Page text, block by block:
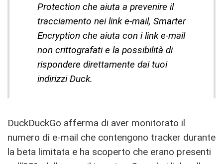
Protection che aiuta a prevenire il
tracciamento nei link e-mail, Smarter
Encryption che aiuta con i link e-mail
non crittografati e la possibilità di
rispondere direttamente dai tuoi
indirizzi Duck.
DuckDuckGo afferma di aver monitorato il
numero di e-mail che contengono tracker durante
la beta limitata e ha scoperto che erano presenti